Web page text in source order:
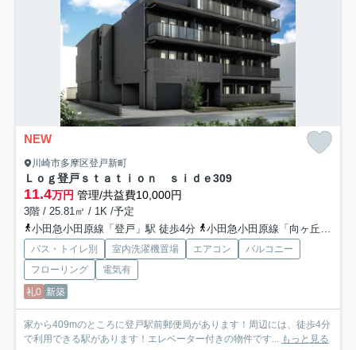
NEW
川崎市多摩区登戸新町
Ｌｏｇ登戸ｓｔａｔｉｏｎ ｓｉｄｅ309
11.4万円 管理/共益費10,000円
3階 / 25.81㎡ / 1K /予定
小田急小田原線「登戸」駅 徒歩4分
小田急小田原線「向ヶ丘遊園」駅 徒歩11分
バス・トイレ別 室内洗濯機置場 エアコン
バルコニー
フローリング
電気有
礼0 新築
家から409mのところに登戸駅前郵便局があります！周辺には、徒歩4分
で利用できる駅があります！エレベーター付きの物件です... もっと見る